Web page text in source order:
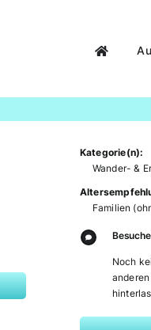
Kategorie(n):
Wander- &
Familien
Noch